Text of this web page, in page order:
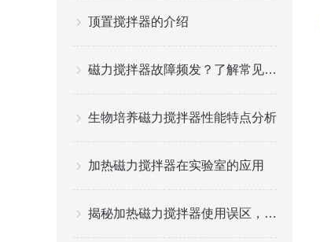
顶置搅拌器的介绍
磁力搅拌器故障频发？了解常见故障及预防措施
生物培养磁力搅拌器性能特点分析
加热磁力搅拌器在实验室的应用
揭秘加热磁力搅拌器使用误区，助你轻松避雷